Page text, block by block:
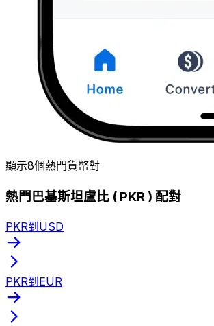
顯示8個熱門貨幣對
熱門巴基斯坦盧比 ( PKR ) 配對
PKR到USD
PKR到EUR